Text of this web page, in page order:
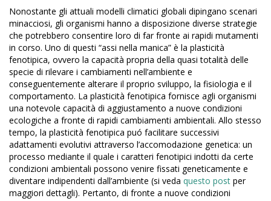
Nonostante gli attuali modelli climatici globali dipingano scenari
minacciosi, gli organismi hanno a disposizione diverse strategie
che potrebbero consentire loro di far fronte ai rapidi mutamenti
in corso. Uno di questi “assi nella manica” è la plasticità
fenotipica, ovvero la capacità propria della quasi totalità delle
specie di rilevare i cambiamenti nell’ambiente e
conseguentemente alterare il proprio sviluppo, la fisiologia e il
comportamento. La plasticità fenotipica fornisce agli organismi
una notevole capacità di aggiustamento a nuove condizioni
ecologiche a fronte di rapidi cambiamenti ambientali. Allo stesso
tempo, la plasticità fenotipica puó facilitare successivi
adattamenti evolutivi attraverso l’accomodazione genetica: un
processo mediante il quale i caratteri fenotipici indotti da certe
condizioni ambientali possono venire fissati geneticamente e
diventare indipendenti dall’ambiente (si veda questo post per
maggiori dettagli). Pertanto, di fronte a nuove condizioni